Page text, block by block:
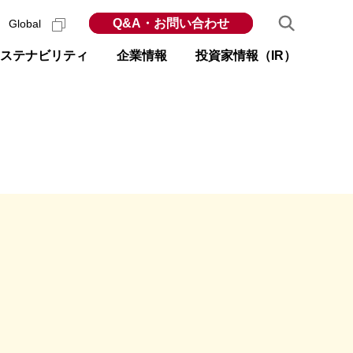
テナビリティ 企業情報 投資家情報（IR）
Global Q&A・お問い合わせ